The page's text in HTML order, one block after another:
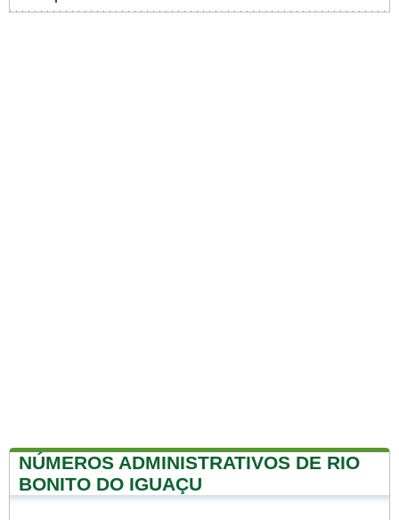
NÚMEROS ADMINISTRATIVOS DE RIO
BONITO DO IGUAÇU